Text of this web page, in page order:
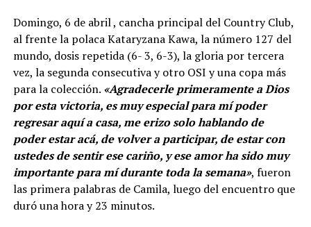
Domingo, 6 de abril , cancha principal del Country Club,
al frente la polaca Kataryzana Kawa, la número 127 del
mundo, dosis repetida (6- 3, 6-3), la gloria por tercera
vez, la segunda consecutiva y otro OSI y una copa más
para la colección. «Agradecerle primeramente a Dios
por esta victoria, es muy especial para mí poder
regresar aquí a casa, me erizo solo hablando de
poder estar acá, de volver a participar, de estar con
ustedes de sentir ese cariño, y ese amor ha sido muy
importante para mí durante toda la semana», fueron
las primera palabras de Camila, luego del encuentro que
duró una hora y 23 minutos.